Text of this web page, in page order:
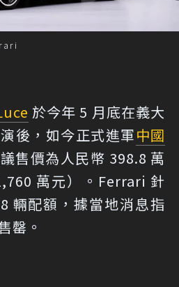
於今年 5 月底在義大
後，如今正式進軍中國
售價為人民幣 398.8 萬
萬元）。Ferrari 針
輛配額，據當地消息指
罄。